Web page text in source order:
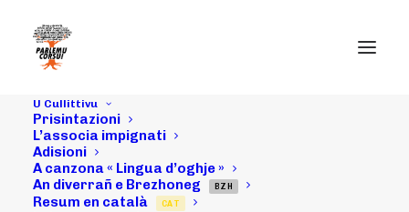
U Cullittivu
Prisintazioni
L’associa impignati
Adisioni
A canzona « Lingua d’oghje »
An diverrañ e Brezhoneg
BZH
Resum en català CAT